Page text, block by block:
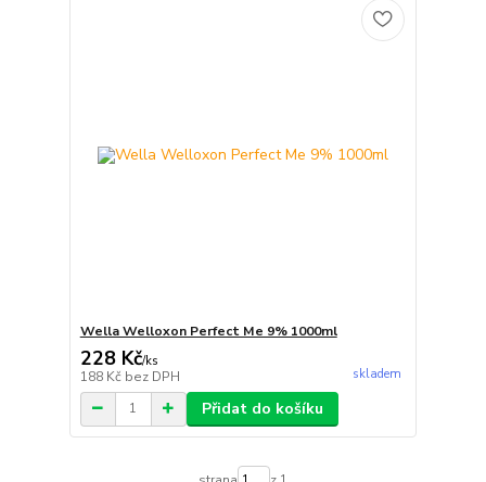
Wella Welloxon Perfect Me 9% 1000ml
228 Kč/ks
188 Kč bez DPH skladem
Přidat do košíku